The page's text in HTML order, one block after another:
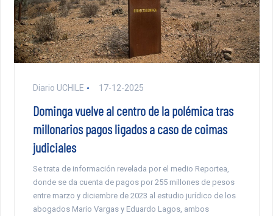
Diario UCHILE 17-12-2025
Dominga vuelve al centro de la polémica tras
millonarios pagos ligados a caso de coimas
judiciales
Se trata de información revelada por el medio Reportea,
donde se da cuenta de pagos por 255 millones de pesos
entre marzo y diciembre de 2023 al estudio jurídico de los
abogados Mario Vargas y Eduardo Lagos, ambos